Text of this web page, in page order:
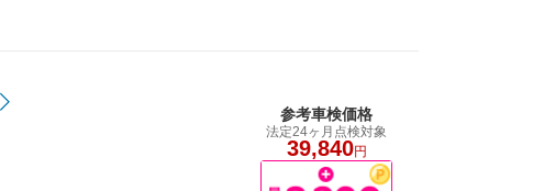
参考車検価格
法定24ヶ月点検対象
39,840円